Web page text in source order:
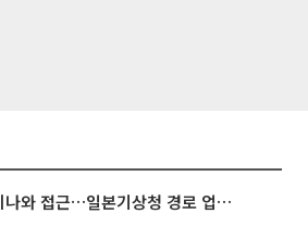
태풍 '돌핀' 오키나와 접근…일본기상청 경로 업데이트